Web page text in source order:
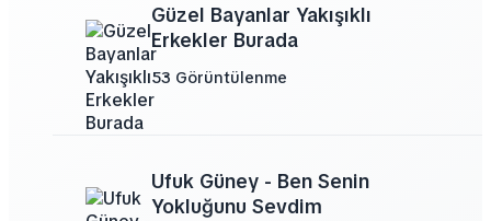
Güzel Bayanlar Yakışıklı
Erkekler Burada
53 Görüntülenme
Ufuk Güney - Ben Senin
Yokluğunu Sevdim